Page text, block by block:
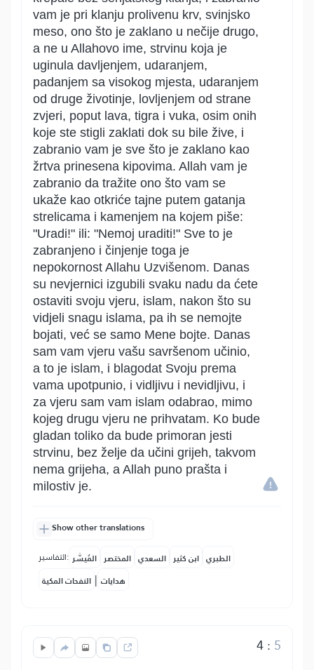
vam je pri klanju prolivenu krv, svinjsko
meso, ono što je zaklano u nečije drugo,
a ne u Allahovo ime, strvinu koja je
uginula davljenjem, udaranjem,
padanjem sa visokog mjesta, udaranjem
od druge životinje, lovljenjem od strane
zvjeri, poput lava, tigra i vuka, osim onih
koje ste stigli zaklati dok su bile žive, i
zabranio vam je sve što je zaklano kao
žrtva prinesena kipovima. Allah vam je
zabranio da tražite ono što vam se
ukaže kao otkriće tajne putem gatanja
strelicama i kamenjem na kojem piše:
"Uradi!" ili: "Nemoj uraditi!" Sve to je
zabranjeno i činjenje toga je
nepokornost Allahu Uzvišenom. Danas
su nevjernici izgubili svaku nadu da ćete
ostaviti svoju vjeru, islam, nakon što su
vidjeli snagu islama, pa ih se nemojte
bojati, već se samo Mene bojte. Danas
sam vam vjeru vašu savršenom učinio,
a to je islam, i blagodat Svoju prema
vama upotpunio, i vidljivu i nevidljivu, i
za vjeru sam vam islam odabrao, mimo
kojeg drugu vjeru ne prihvatam. Ko bude
gladan toliko da bude primoran jesti
strvinu, bez želje da učini grijeh, takvom
nema grijeha, a Allah puno prašta i
milostiv je.
Show other translations
التفاسير: المُيسَّر المختصر السعدي ابن كثير الطبري
النفحات المكية | هدايات
4: 5